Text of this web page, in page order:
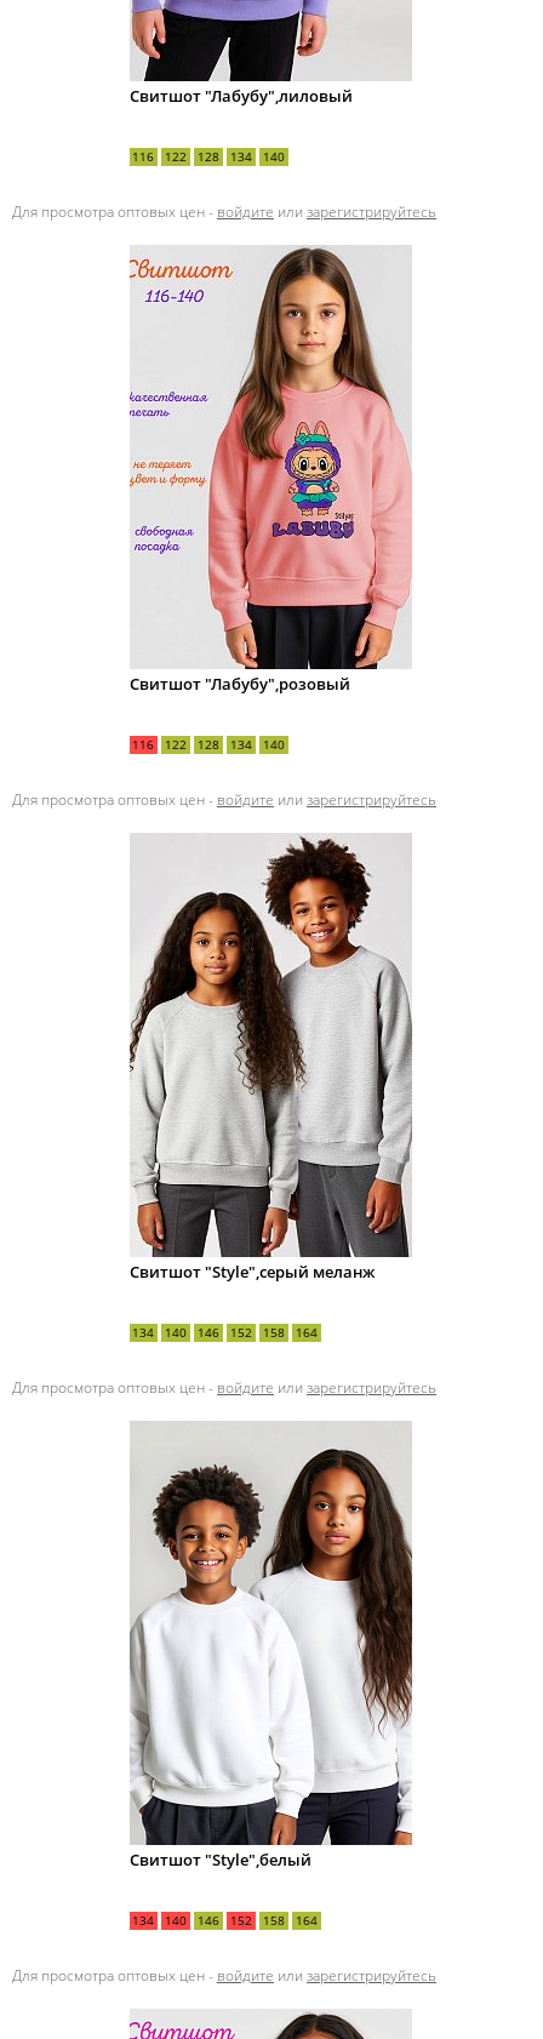
Свитшот "Лабубу",лиловый
116 122 128 134 140
Для просмотра оптовых цен - войдите или зарегистрируйтесь
Свитшот "Лабубу",розовый
116 122 128 134 140
Для просмотра оптовых цен - войдите или зарегистрируйтесь
Свитшот "Style",серый меланж
134 140 146 152 158 164
Для просмотра оптовых цен - войдите или зарегистрируйтесь
Свитшот "Style",белый
134 140 146 152 158 164
Для просмотра оптовых цен - войдите или зарегистрируйтесь